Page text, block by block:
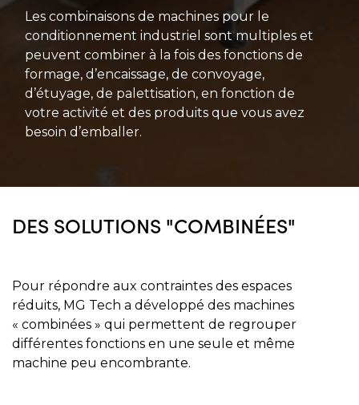
Les combinaisons de machines pour le
conditionnement industriel sont multiples et
peuvent combiner à la fois des fonctions de
formage, d’encaissage, de convoyage,
d’étuyage, de palettisation, en fonction de
votre activité et des produits que vous avez
besoin d’emballer.
DES SOLUTIONS "COMBINÉES"
Pour répondre aux contraintes des espaces
réduits, MG Tech a développé des machines
« combinées » qui permettent de regrouper
différentes fonctions en une seule et même
machine peu encombrante.